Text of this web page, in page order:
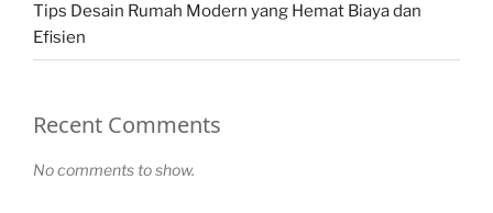
Tips Desain Rumah Modern yang Hemat Biaya dan
Efisien
Recent Comments
No comments to show.